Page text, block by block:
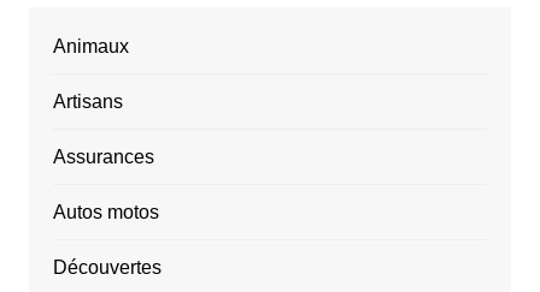
Animaux
Artisans
Assurances
Autos motos
Découvertes